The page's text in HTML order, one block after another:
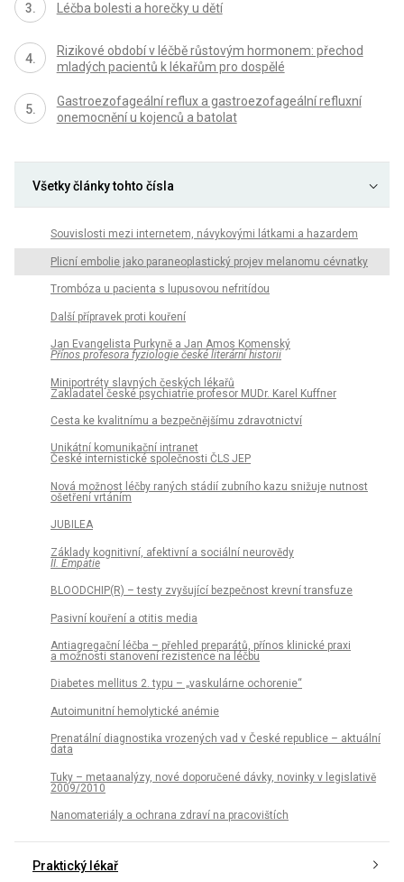
Léčba bolesti a horečky u dětí
Rizikové období v léčbě růstovým hormonem: přechod
mladých pacientů k lékařům pro dospělé
Gastroezofageální reflux a gastroezofageální refluxní
onemocnění u kojenců a batolat
Všetky články tohto čísla
Souvislosti mezi internetem, návykovými látkami a hazardem
Plicní embolie jako paraneoplastický projev melanomu cévnatky
Trombóza u pacienta s lupusovou nefritídou
Další přípravek proti kouření
Jan Evangelista Purkyně a Jan Amos Komenský
Přínos profesora fyziologie české literární historii
Miniportréty slavných českých lékařů
Zakladatel české psychiatrie profesor MUDr. Karel Kuffner
Cesta ke kvalitnímu a bezpečnějšímu zdravotnictví
Unikátní komunikační intranet
České internistické společnosti ČLS JEP
Nová možnost léčby raných stádií zubního kazu snižuje nutnost
ošetření vrtáním
JUBILEA
Základy kognitivní, afektivní a sociální neurovědy
II. Empatie
BLOODCHIP(R) – testy zvyšující bezpečnost krevní transfuze
Pasivní kouření a otitis media
Antiagregační léčba – přehled preparátů, přínos klinické praxi
a možnosti stanovení rezistence na léčbu
Diabetes mellitus 2. typu – „vaskulárne ochorenie“
Autoimunitní hemolytické anémie
Prenatální diagnostika vrozených vad v České republice – aktuální
data
Tuky – metaanalýzy, nové doporučené dávky, novinky v legislativě
2009/2010
Nanomateriály a ochrana zdraví na pracovištích
Praktický lékař